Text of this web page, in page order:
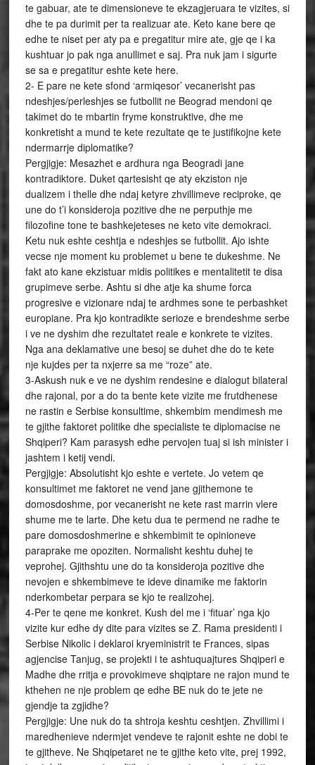
te gabuar, ate te dimensioneve te ekzagjeruara te vizites, si
dhe te pa durimit per ta realizuar ate. Keto kane bere qe
edhe te niset per aty pa e pregatitur mire ate, gje qe i ka
kushtuar jo pak nga anullimet e saj. Pra nuk jam i sigurte
se sa e pregatitur eshte kete here.
2- E pare ne kete sfond ‘armiqesor’ vecanerisht pas
ndeshjes/perleshjes se futbollit ne Beograd mendoni qe
takimet do te mbartin fryme konstruktive, dhe me
konkretisht a mund te kete rezultate qe te justifikojne kete
ndermarrje diplomatike?
Pergjigje: Mesazhet e ardhura nga Beogradi jane
kontradiktore. Duket qartesisht qe aty ekziston nje
dualizem i thelle dhe ndaj ketyre zhvillimeve reciproke, qe
une do t’i konsideroja pozitive dhe ne perputhje me
filozofine tone te bashkejeteses ne keto vite demokraci.
Ketu nuk eshte ceshtja e ndeshjes se futbollit. Ajo ishte
vecse nje moment ku problemet u bene te dukeshme. Ne
fakt ato kane ekzistuar midis politikes e mentalitetit te disa
grupimeve serbe. Ashtu si dhe atje ka shume forca
progresive e vizionare ndaj te ardhmes sone te perbashket
europiane. Pra kjo kontradikte serioze e brendeshme serbe
i ve ne dyshim dhe rezultatet reale e konkrete te vizites.
Nga ana deklamative une besoj se duhet dhe do te kete
nje kujdes per ta nxjerre sa me “roze” ate.
3-Askush nuk e ve ne dyshim rendesine e dialogut bilateral
dhe rajonal, por a do ta bente kete vizite me frutdhenese
ne rastin e Serbise konsultime, shkembim mendimesh me
te gjithe faktoret politike dhe specialiste te diplomacise ne
Shqiperi? Kam parasysh edhe pervojen tuaj si ish minister i
jashtem i ketij vendi.
Pergjigje: Absolutisht kjo eshte e vertete. Jo vetem qe
konsultimet me faktoret ne vend jane gjithemone te
domosdoshme, por vecanerisht ne kete rast marrin vlere
shume me te larte. Dhe ketu dua te permend ne radhe te
pare domosdoshmerine e shkembimit te opinioneve
paraprake me opoziten. Normalisht keshtu duhej te
veprohej. Gjithshtu une do ta konsideroja pozitive dhe
nevojen e shkembimeve te ideve dinamike me faktorin
nderkombetar perpara se kjo te realizohej.
4-Per te qene me konkret. Kush del me i ‘fituar’ nga kjo
vizite kur edhe dy dite para vizites se Z. Rama presidenti i
Serbise Nikolic i deklaroi kryeministrit te Frances, sipas
agjencise Tanjug, se projekti i te ashtuquajtures Shqiperi e
Madhe dhe rritja e provokimeve shqiptare ne rajon mund te
kthehen ne nje problem qe edhe BE nuk do te jete ne
gjendje ta zgjidhe?
Pergjigje: Une nuk do ta shtroja keshtu ceshtjen. Zhvillimi i
maredhenieve ndermjet vendeve te rajonit eshte ne dobi te
te gjitheve. Ne Shqipetaret ne te gjithe keto vite, prej 1992,